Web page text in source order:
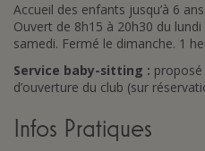
Accueil des enfants jusqu’à 6
Ouvert de 8h15 à 20h30 du
samedi. Fermé le dimanche. 1
Service baby-sitting :
d’ouverture du club (sur
Infos Pratiques